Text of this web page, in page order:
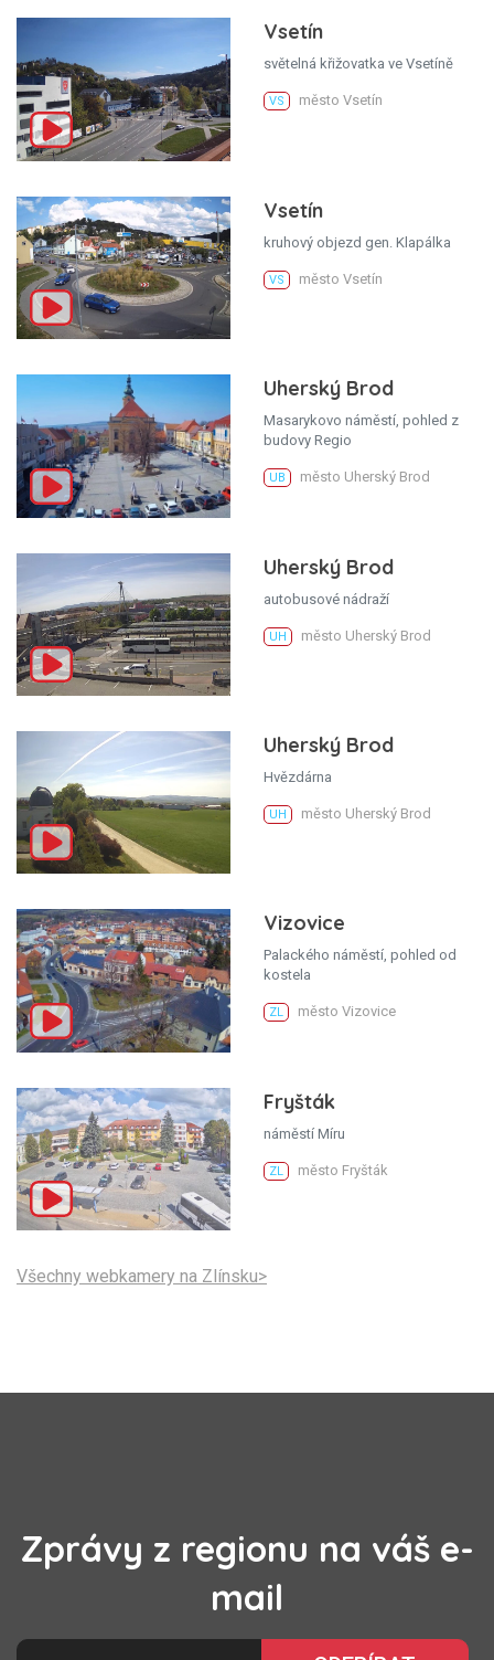
Vsetín
světelná křižovatka ve Vsetíně
VS město Vsetín
Vsetín
kruhový objezd gen. Klapálka
VS město Vsetín
Uherský Brod
Masarykovo náměstí, pohled z
budovy Regio
UB město Uherský Brod
Uherský Brod
autobusové nádraží
UH město Uherský Brod
Uherský Brod
Hvězdárna
UH město Uherský Brod
Vizovice
Palackého náměstí, pohled od
kostela
ZL město Vizovice
Fryšták
náměstí Míru
ZL město Fryšták
Všechny webkamery na Zlínsku>
Zprávy z regionu na váš e-
mail